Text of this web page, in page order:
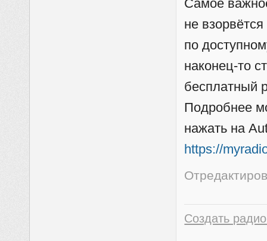
Самое
не
по
наконец-то
бесплатный
Подробнее
нажать на
https://
Создать